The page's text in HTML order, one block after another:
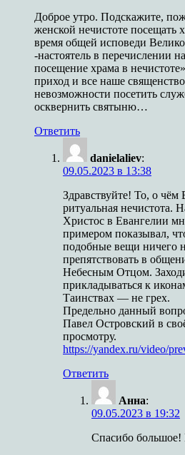
Доброе утро. Подскажите,
женской нечистоте посещать
время общей исповеди
-настоятель в перечислении
посещение храма в
приход и все наше
невозможности посетить
осквернить святыню…
Ответить
danielaliev:
09.05.2023 в 13:38
Здравствуйте! То, о
ритуальная нечистота.
Христос в Евангелии
примером показывал,
подобные вещи ничего
препятствовать в
Небесным Отцом.
прикладываться к
Таинствах — не грех.
Предельно данный
Павел Островский в
просмотру.
https://yandex.ru/video/
Ответить
Анна:
09.05.2023 в 19:32
Спасибо